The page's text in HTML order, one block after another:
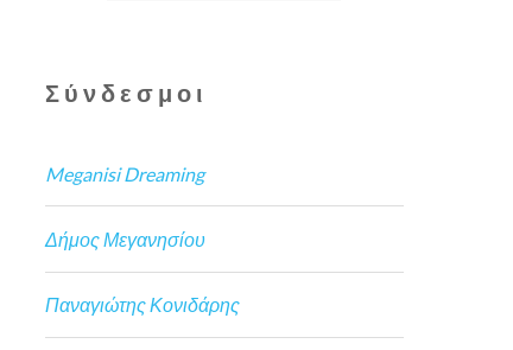
Σύνδεσμοι
Meganisi Dreaming
Δήμος Μεγανησίου
Παναγιώτης Κονιδάρης